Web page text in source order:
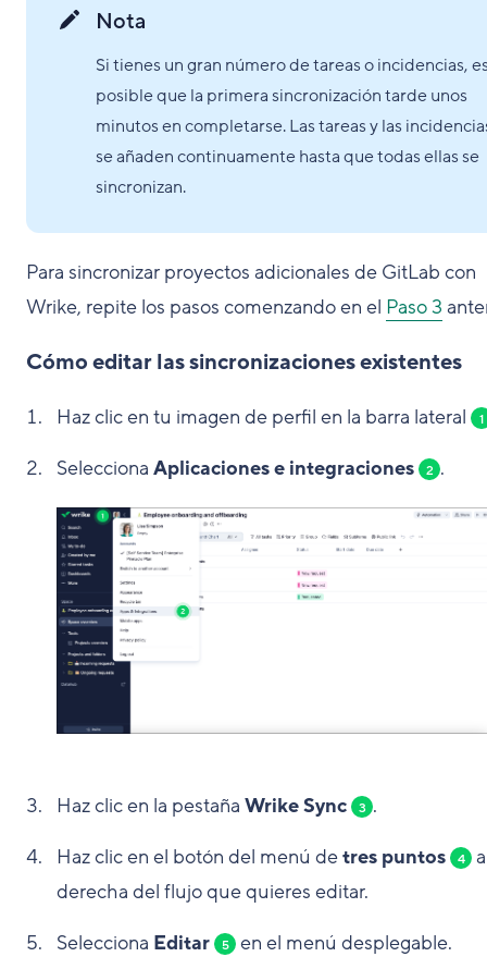
Nota
Si tienes un gran número de tareas o incidencias,
posible que la primera sincronización tarde unos
minutos en completarse. Las tareas y las
se añaden continuamente hasta que todas ellas se
sincronizan.
Para sincronizar proyectos adicionales de GitLab con
Wrike, repite los pasos comenzando en el Paso 3
Cómo editar las sincronizaciones existentes
Haz clic en tu imagen de perfil en la barra lateral 1
Selecciona Aplicaciones e integraciones 2 .
Haz clic en la pestaña Wrike Sync 3 .
Haz clic en el botón del menú detres puntos 4
derecha del flujo que quieres editar.
Selecciona Editar 5 en el menú desplegable.